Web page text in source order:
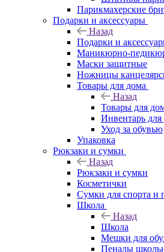
Парикмахерские
Подарки и аксессуары
Назад
Подарки и
Маникюрно-
Маски защитные
Ножницы
Товары для дома
Назад
Товары для
Инвентарь для
Уход за обувью
Упаковка
Рюкзаки и сумки
Назад
Рюкзаки и сумки
Косметички
Сумки для спорта и
Школа
Назад
Школа
Мешки для
Пеналы